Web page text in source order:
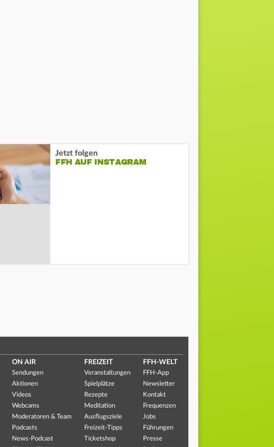
Jetzt folgen
FFH AUF INSTAGRAM
ON AIR
Sendungen
Aktionen
Videos
Webcams
Moderatoren & Team
Podcasts
News-Podcast
FREIZEIT
Veranstaltungen
Spielplätze
Rezepte
Meditation
Ausflugsziele
Freizeit-Tipps
Ticketshop
FFH-WELT
FFH-App
Newsletter
Kontakt
Frequenzen
Jobs
Führungen
Presse